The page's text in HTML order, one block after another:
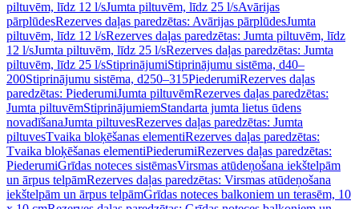
piltuvēm, līdz 12 l/sJumta piltuvēm, līdz 25 l/sAvārijas
pārplūdesRezerves daļas paredzētas: Avārijas pārplūdesJumta
piltuvēm, līdz 12 l/sRezerves daļas paredzētas: Jumta piltuvēm, līdz
12 l/sJumta piltuvēm, līdz 25 l/sRezerves daļas paredzētas: Jumta
piltuvēm, līdz 25 l/sStiprinājumiStiprinājumu sistēma, d40–
200Stiprinājumu sistēma, d250–315PiederumiRezerves daļas
paredzētas: PiederumiJumta piltuvēmRezerves daļas paredzētas:
Jumta piltuvēmStiprinājumiemStandarta jumta lietus ūdens
novadīšanaJumta piltuvesRezerves daļas paredzētas: Jumta
piltuvesTvaika bloķēšanas elementiRezerves daļas paredzētas:
Tvaika bloķēšanas elementiPiederumiRezerves daļas paredzētas:
PiederumiGrīdas noteces sistēmasVirsmas atūdeņošana iekštelpām
un ārpus telpāmRezerves daļas paredzētas: Virsmas atūdeņošana
iekštelpām un ārpus telpāmGrīdas noteces balkoniem un terasēm, 10